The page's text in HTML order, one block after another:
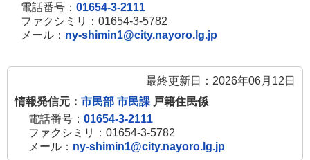
す
電話番号： 01654-3-2111
ファクシミリ：01654-3-5782
メール： ny-shimin1@city.nayoro.lg.jp
最終更新日：2026年06月12日
情報発信元： 市民部 市民課 戸籍住民係
電話番号： 01654-3-2111
ファクシミリ：01654-3-5782
メール： ny-shimin1@city.nayoro.lg.jp